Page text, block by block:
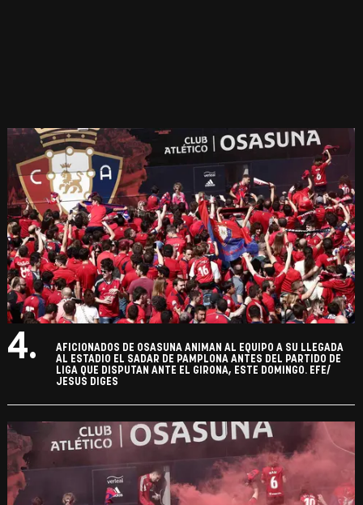
4.
AFICIONADOS DE OSASUNA ANIMAN AL EQUIPO A SU LLEGADA
AL ESTADIO EL SADAR DE PAMPLONA ANTES DEL PARTIDO DE
LIGA QUE DISPUTAN ANTE EL GIRONA, ESTE DOMINGO. EFE/
JESUS DIGES